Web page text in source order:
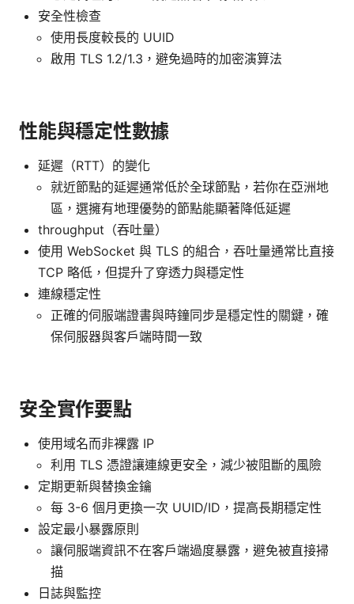
安全性檢查
使用長度較長的 UUID
啟用 TLS 1.2/1.3，避免過時的加密演算法
性能與穩定性數據
延遲（RTT）的變化
就近節點的延遲通常低於全球節點，若你在亞洲地
區，選擁有地理優勢的節點能顯著降低延遲
throughput（吞吐量）
使用 WebSocket 與 TLS 的組合，吞吐量通常比直接
TCP 略低，但提升了穿透力與穩定性
連線穩定性
正確的伺服端證書與時鐘同步是穩定性的關鍵，確
保伺服器與客戶端時間一致
安全實作要點
使用域名而非裸露 IP
利用 TLS 憑證讓連線更安全，減少被阻斷的風險
定期更新與替換金鑰
每 3-6 個月更換一次 UUID/ID，提高長期穩定性
設定最小暴露原則
讓伺服端資訊不在客戶端過度暴露，避免被直接掃
描
日誌與監控